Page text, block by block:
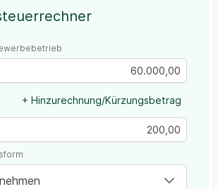
+ Hinzurechnung/Kürzungsbetrag